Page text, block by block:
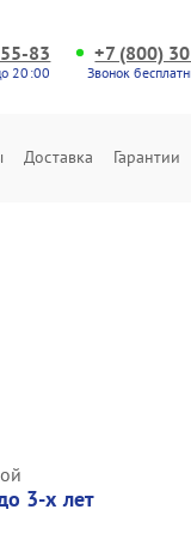
83
20:00
+7 (800)
Звонок
Доставка Гарантии
3-х лет